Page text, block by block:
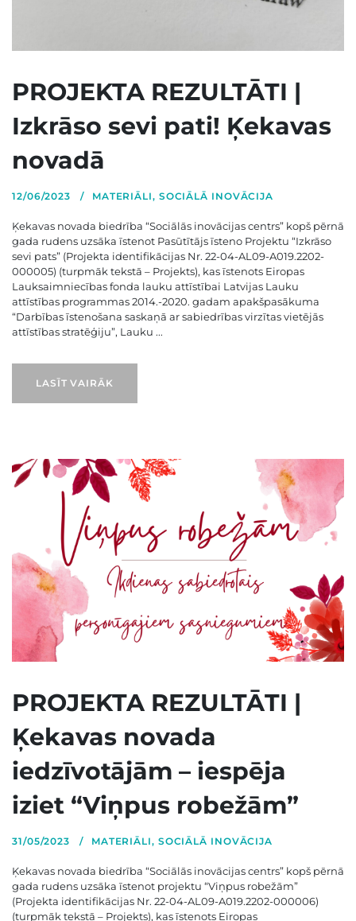
PROJEKTA REZULTĀTI |
Izkrāso sevi pati! Ķekavas
novadā
12/06/2023 MATERIĀLI, SOCIĀLĀ INOVĀCIJA
Ķekavas novada biedrība “Sociālās inovācijas centrs” kopš pērnā
gada rudens uzsāka īstenot Pasūtītājs īsteno Projektu “Izkrāso
sevi pats” (Projekta identifikācijas Nr. 22-04-AL09-A019.2202-
000005) (turpmāk tekstā – Projekts), kas īstenots Eiropas
Lauksaimniecības fonda lauku attīstībai Latvijas Lauku
attīstības programmas 2014.-2020. gadam apakšpasākuma
“Darbības īstenošana saskaņā ar sabiedrības virzītas vietējās
attīstības stratēģiju”, Lauku ...
LASĪT VAIRĀK
PROJEKTA REZULTĀTI |
Ķekavas novada
iedzīvotājām – iespēja
iziet “Viņpus robežām”
31/05/2023 MATERIĀLI, SOCIĀLĀ INOVĀCIJA
Ķekavas novada biedrība “Sociālās inovācijas centrs” kopš pērnā
gada rudens uzsāka īstenot projektu “Viņpus robežām”
(Projekta identifikācijas Nr. 22-04-AL09-A019.2202-000006)
(turpmāk tekstā – Projekts), kas īstenots Eiropas